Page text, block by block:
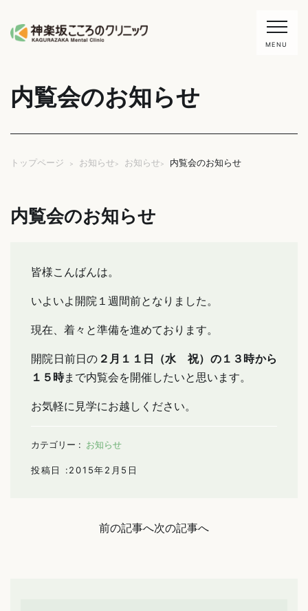
MENU
TOP 初めての方へ
クリニック紹介
こころのコラム
内覧会のお知らせ
トップページ > お知らせ> お知らせ> 内覧会のお知らせ
内覧会のお知らせ
皆様こんばんは。
いよいよ開院１週間前となりました。
現在、着々と準備を進めております。
開院日前日の ２月１１日（水 祝）の１３時から
１５時まで内覧会を開催したいと思います。
お気軽に見学にお越しください。
カテゴリー : お知らせ
投稿日 :2015年2月5日
前の記事へ次の記事へ